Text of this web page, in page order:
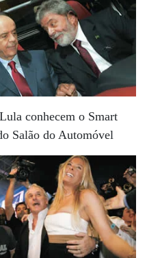
conhecem o Smart
Salão do Automóvel